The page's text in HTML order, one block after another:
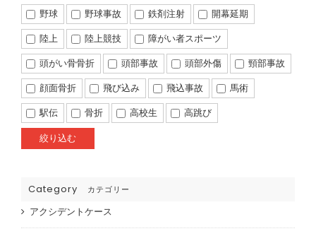
野球
野球事故 鉄剤注射
開幕延期
陸上
陸上競技
障がい者スポーツ
頭がい骨骨折
頭部事故 頭部外傷
頸部事故
顔面骨折
飛び込み 飛込事故
馬術
駅伝
骨折 高校生 高跳び
Category カテゴリー
アクシデントケース